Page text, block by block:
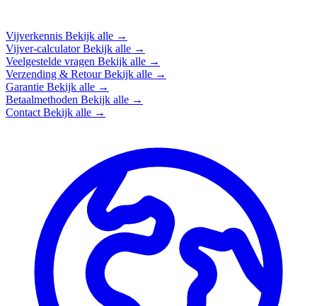
Vijverkennis Bekijk alle →
Vijver-calculatorBekijk alle →
Veelgestelde vragen Bekijk alle →
Verzending & RetourBekijk alle →
Garantie Bekijk alle →
Betaalmethoden Bekijk alle →
Contact Bekijk alle →